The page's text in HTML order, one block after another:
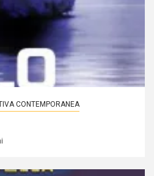
CONTEMPORANEA